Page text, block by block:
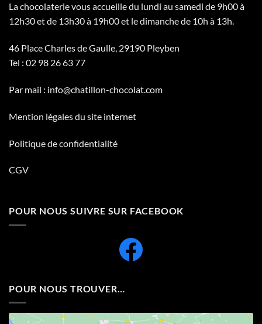
La chocolaterie vous accueille du lundi au samedi de 9h00 à
12h30 et de 13h30 à 19h00 et le dimanche de 10h à 13h.
46 Place Charles de Gaulle, 29190 Pleyben
Tel : 02 98 26 63 77
Par mail : info@chatillon-chocolat.com
Mention légales du site internet
Politique de confidentialité
CGV
POUR NOUS SUIVRE SUR FACEBOOK
POUR NOUS TROUVER…